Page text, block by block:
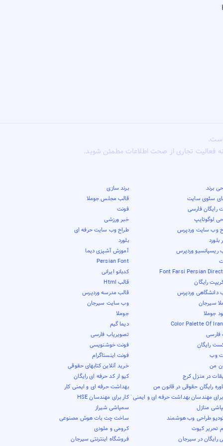
فعالیت تجاری از صحت اطلاعات مطمئن شوید.
برند
برند سازی
سئوی سایت
قالب مجلس جوملا
رایگان فارسی
فونت
لوگوتایپ
خبر ورزشی
وب سایت وردپرس
طراح وب سایت حرفه ای
بلورد
بلورد
ریسپانسیو وردپرس
آموزش آشپزی دیما
Persian Font
Font Farsi Persian
کدبانو ایرانی
رایگان
قالب Html
دانشگاهی وردپرس
قالب مدرسه وردپرس
سیرجان
وب سایت سیرجان
جوملا
جوملا
Color Palette Of
دیما گیم
تصویریاب فارسی
رایگان
فونت خوشنویسی
وب
فونت اینستاگرام
من
خرید آنلاین کتابهای حقوقی
در منزل کرج
کیو ار کد حرفه ای رایگان
رایگان حقوقی در قانون من
بهداشت حرفه ای و ایمنی کار
برای مهندسان بهداشت حرفه ای و ایمنی کارکار برای مهندسان HSE
منازل
سمپاشی شیراز
طراحی وب هوشمند
ساخت چت بات هوش مصنوعی
تحریر کیوت
کرومی و ملودی
رایگان در سیرجان
فروشگاه اینترنتی سیرجان